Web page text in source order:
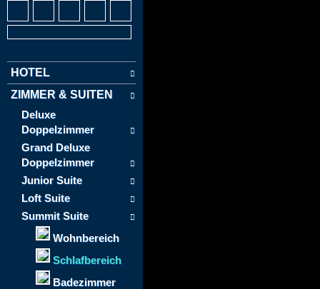
HOTEL
ZIMMER & SUITEN
Deluxe
Doppelzimmer
Grand Deluxe
Doppelzimmer
Junior Suite
Loft Suite
Summit Suite
Wohnbereich
Schlafbereich
Badezimmer